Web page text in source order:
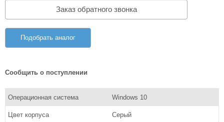
Заказ обратного звонка
Подобрать аналог
Сообщить о поступлении
Операционная система Windows 10
Цвет корпуса Серый